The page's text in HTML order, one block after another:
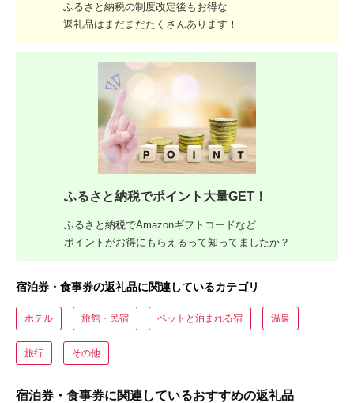
ふるさと納税の制度改定後もお得な
返礼品はまだまだたくさんあります！
ふるさと納税でポイント大量GET！
ふるさと納税でAmazonギフトコードなど
ポイントがお得にもらえるって知ってましたか？
宿泊券・食事券の返礼品に関連しているカテゴリ
ホテル 旅館・民宿 ペットと泊まれる宿 温泉
旅行 その他
宿泊券・食事券に関連しているおすすめの返礼品